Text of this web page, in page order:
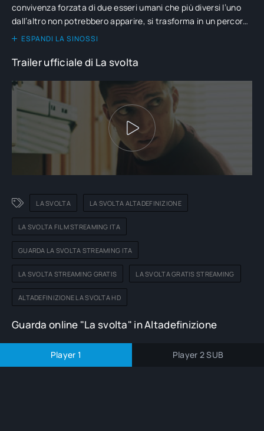
convivenza forzata di due esseri umani che più diversi l’uno
dall’altro non potrebbero apparire, si trasforma in un percorso
d’iniziazione all’età adulta, alla scoperta dei rispettivi veri
di dolore. E quando la realtà dura che li bracca spietata arriva
nuova consapevolezza e di un insperato coraggio.
ESPANDI LA SINOSSI
Trailer ufficiale di La svolta
LA SVOLTA LA SVOLTA ALTADEFINIZIONE
LA SVOLTA FILM STREAMING ITA
GUARDA LA SVOLTA STREAMING ITA
LA SVOLTA STREAMING GRATIS LA SVOLTA GRATIS STREAMING
ALTADEFINIZIONE LA SVOLTA HD
Guarda online "La svolta" in Altadefinizione
Player 1 Player 2 SUB